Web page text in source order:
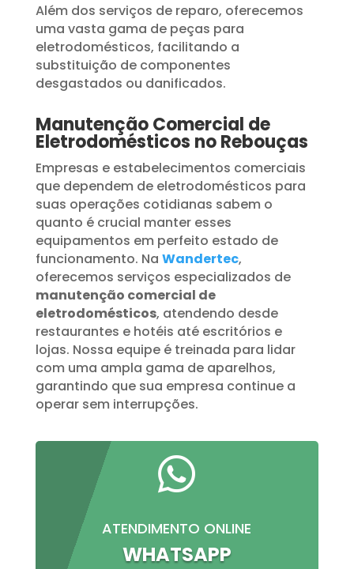
Além dos serviços de reparo, oferecemos
uma vasta gama de peças para
eletrodomésticos, facilitando a
substituição de componentes
desgastados ou danificados.
Manutenção Comercial de
Eletrodomésticos no Rebouças
Empresas e estabelecimentos comerciais
que dependem de eletrodomésticos para
suas operações cotidianas sabem o
quanto é crucial manter esses
equipamentos em perfeito estado de
funcionamento. Na Wandertec,
oferecemos serviços especializados de
manutenção comercial de
eletrodomésticos, atendendo desde
restaurantes e hotéis até escritórios e
lojas. Nossa equipe é treinada para lidar
com uma ampla gama de aparelhos,
garantindo que sua empresa continue a
operar sem interrupções.

ATENDIMENTO ONLINE
WHATSAPP